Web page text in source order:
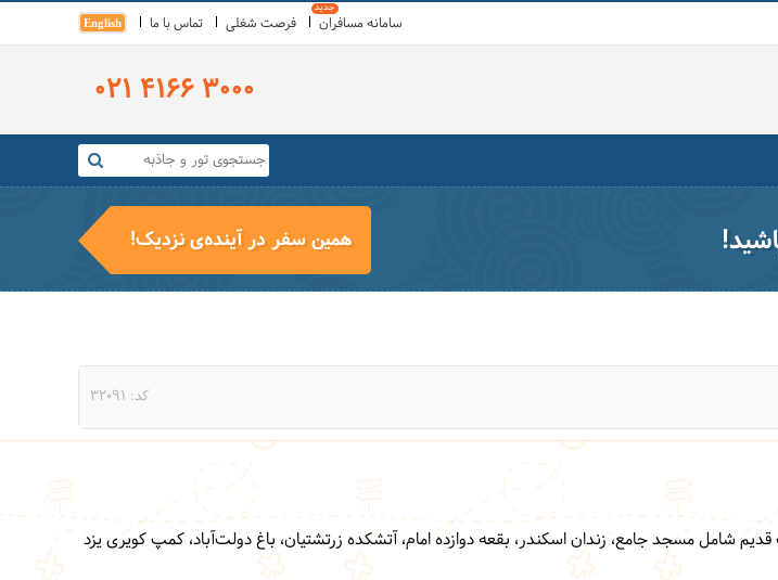
سامانه مسافران فرصت شغلی تماس با ما English
021 4166 3000
همین سفر در آینده‌ی نزدیک!
کد: 32091
قدیم شاملمسجد جامع، زندان اسکندر، بقعه دوازده امام، آتشکده زرتشتیان، باغ دولت‌آباد، کمپ کویری یزد